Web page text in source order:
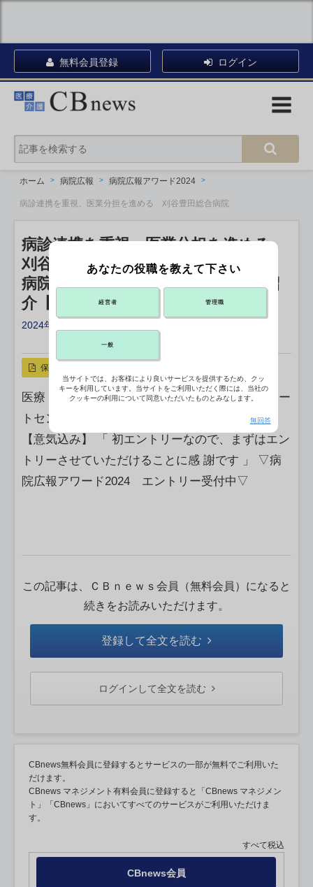
無料会員登録 ログイン
ホーム 病院広報 病院広報アワード2024
病診連携を重視、医業分担を進める 刈谷豊田総合病院
病診連携を重視、医業分担を進める
刈谷豊田総合病院
病院広報アワード2024 エントリー紹
介【広報誌部門】
2024年05月02日 05:21
保存
医療 法人 豊田 会 刈谷 豊田 総合 病院 患者サポー
トセンター地域連携室 副室長 平松 敬明 様
【意気込み】 「 初エントリーなので、まずはエン
トリーさせていただけることに感 謝です 」 ▽病
院広報アワード2024 エントリー受付中▽
この記事は、ＣＢｎｅｗｓ会員（無料会員）になると
続きをお読みいただけます。
登録して全文を読む
ログインして全文を読む
CBnews無料会員に登録するとサービスの一部が無料でご利用いた
だけます。
CBnews マネジメント有料会員に登録すると「CBnews マネジメン
ト」「CBnews」においてすべてのサービスがご利用いただけま
す。
すべて税込
CBnews会員
あなたの役職を教えて下さい
経営者 管理職
一般
当サイトでは、お客様により良いサービスを提供するため、クッ
キーを利用しています。当サイトをご利用いただく際には、当社の
クッキーの利用について同意いただいたものとみなします。
無回答